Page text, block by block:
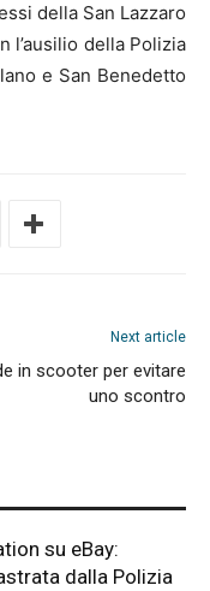
della San Lazzaro
l’ausilio della Polizia
e San Benedetto
Next article
in scooter per evitare
uno scontro
su eBay:
dalla Polizia